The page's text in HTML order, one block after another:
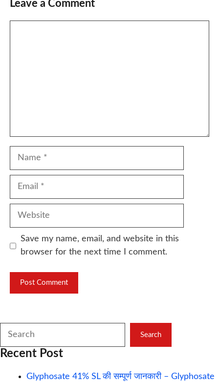
Leave a Comment
Name
Email
Website
Save my name, email, and website in this
browser for the next time I comment.
Search
Search
Recent Post
Glyphosate 41% SL की सम्पूर्ण जानकारी – Glyphosate